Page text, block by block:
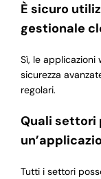
È sicuro
gestionale
Sì, le
sicurezza
regolari.
Quali settori
Tutti i settori